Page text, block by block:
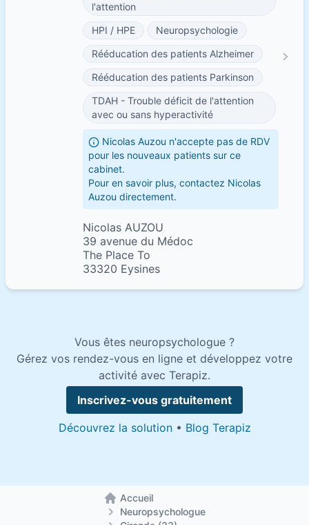
l'attention
HPI / HPE
Neuropsychologie
Rééducation des patients Alzheimer
Rééducation des patients Parkinson
TDAH - Trouble déficit de l'attention
avec ou sans hyperactivité
Nicolas Auzou n'accepte pas de RDV
pour les nouveaux patients sur ce
cabinet.
Pour en savoir plus, contactez Nicolas
Auzou directement.
Nicolas AUZOU
39 avenue du Médoc
The Place To
33320 Eysines
Vous êtes neuropsychologue ?
Gérez vos rendez-vous en ligne et développez votre
activité avec Terapiz.
Inscrivez-vous gratuitement
Découvrez la solution• Blog Terapiz
Accueil
Retour à la page d'accueil
Neuropsychologue